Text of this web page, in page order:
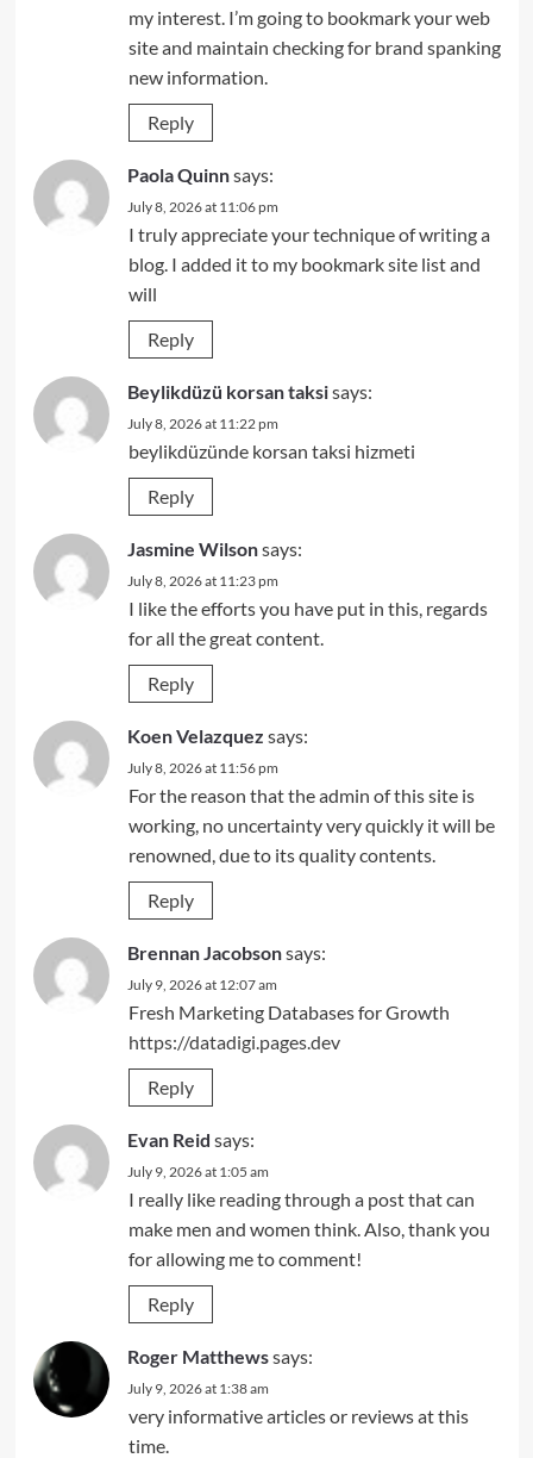
my interest. I’m going to bookmark your web
site and maintain checking for brand spanking
new information.
Reply
Paola Quinnsays:
July 8, 2026 at 11:06 pm
I truly appreciate your technique of writing a
blog. I added it to my bookmark site list and
will
Reply
Beylikdüzü korsan taksisays:
July 8, 2026 at 11:22 pm
beylikdüzünde korsan taksi hizmeti
Reply
Jasmine Wilsonsays:
July 8, 2026 at 11:23 pm
I like the efforts you have put in this, regards
for all the great content.
Reply
Koen Velazquez says:
July 8, 2026 at 11:56 pm
For the reason that the admin of this site is
working, no uncertainty very quickly it will be
renowned, due to its quality contents.
Reply
Brennan Jacobsonsays:
July 9, 2026 at 12:07 am
Fresh Marketing Databases for Growth
https://datadigi.pages.dev
Reply
Evan Reid says:
July 9, 2026 at 1:05 am
I really like reading through a post that can
make men and women think. Also, thank you
for allowing me to comment!
Reply
Roger Matthewssays:
July 9, 2026 at 1:38 am
very informative articles or reviews at this
time.